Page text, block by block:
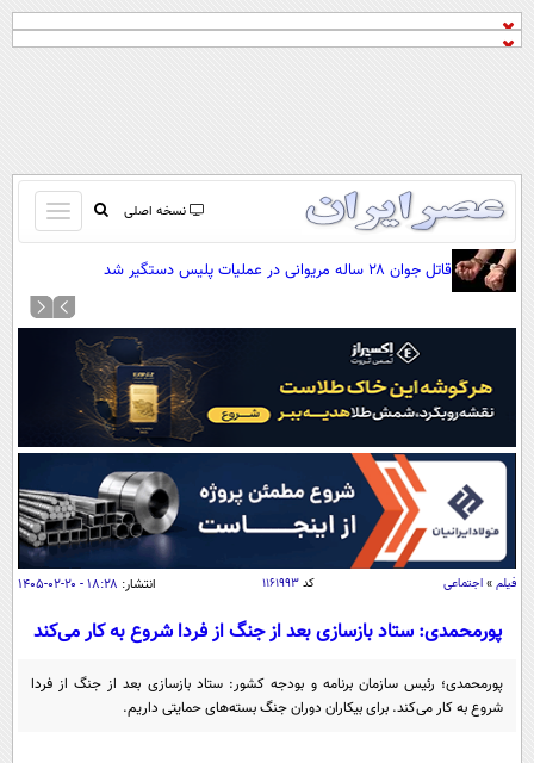
نسخه اصلی
باز
و
کردن
صفحه اول
آرشیو
نظرسنجی
آب و هوا
اوقات شرعی
سواد زندگی
اقتصاد
اقتصادی
جامعه
حوادث
بین الملل
قاتل جوان ۲۸ ساله مریوانی در عملیات پلیس دستگیر شد
فیلم » اجتماعی کد۱۱۶۱۹۹۳ انتشار: ۱۸:۲۸ - ۲۰-۰۲-۱۴۰۵
پورمحمدی: ستاد بازسازی بعد از جنگ از فردا شروع به کار می‌کند
پورمحمدی؛ رئیس سازمان برنامه و بودجه کشور: ستاد بازسازی بعد از جنگ از فردا
شروع به کار می‌کند. برای بیکاران دوران جنگ بسته‌های حمایتی داریم.